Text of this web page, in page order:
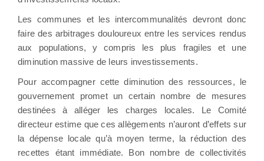
Les communes et les intercommunalités devront donc
faire des arbitrages douloureux entre les services rendus
aux populations, y compris les plus fragiles et une
diminution massive de leurs investissements.
Pour accompagner cette diminution des ressources, le
gouvernement promet un certain nombre de mesures
destinées à alléger les charges locales. Le Comité
directeur estime que ces allègements n’auront d’effets sur
la dépense locale qu’à moyen terme, la réduction des
recettes étant immédiate. Bon nombre de collectivités